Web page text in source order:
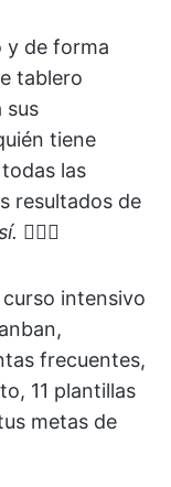
y de forma
tablero
sus
tiene
las
resultados de
🙋🏼‍♀️
intensivo
frecuentes,
11 plantillas
metas de